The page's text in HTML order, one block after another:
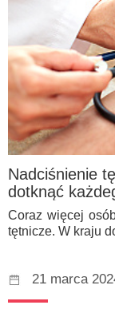
Nadciśnienie
dotknąć
Coraz więcej
tętnicze. W kraju
21 marca